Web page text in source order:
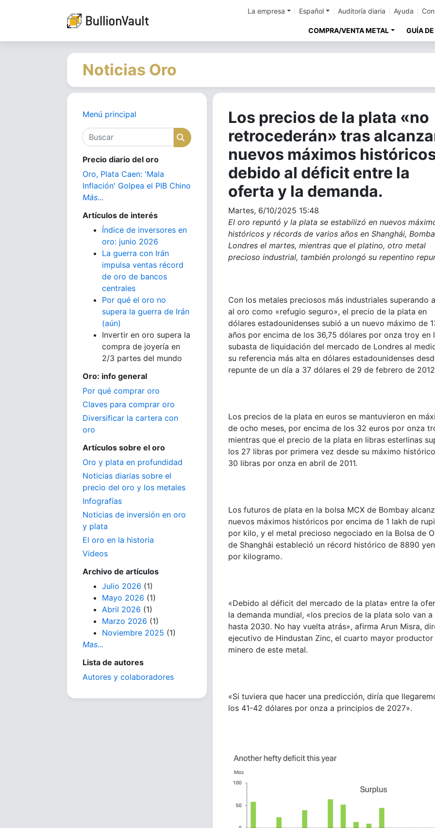
La empresa Español Auditoría diaria Ayuda
COMPRA/VENTA METAL GUÍA
Noticias Oro
Menú principal
Buscar
Buscar
Precio diario del oro
Oro, Plata Caen: 'Mala
Inflación' Golpea el PIB Chino
Más...
Artículos de interés
Índice de inversores en
oro: junio 2026
La guerra con Irán
impulsa ventas récord
de oro de bancos
centrales
Por qué el oro no
supera la guerra de Irán
(aún)
Invertir en oro supera la
compra de joyería en
2/3 partes del mundo
Oro: info general
Por qué comprar oro
Claves para comprar oro
Diversificar la cartera con
oro
Artículos sobre el oro
Oro y plata en profundidad
Noticias diarias sobre el
precio del oro y los metales
Infografías
Noticias de inversión en oro
y plata
El oro en la historia
Videos
Archivo de artículos
Julio 2026 (1)
Mayo 2026 (1)
Abril 2026 (1)
Marzo 2026 (1)
Noviembre 2025 (1)
Mas...
Lista de autores
Autores y colaboradores
Los precios de la plata «no
retrocederán» tras
nuevos máximos
debido al déficit entre la
oferta y la demanda.
Martes, 6/10/2025 15:48
El oro repuntó y la plata se estabilizó en nuevos
históricos y récords de varios años en Shanghái,
Londres el martes, mientras que el platino, otro metal
precioso industrial, también prolongó su repentino
Con los metales preciosos más industriales superando
al oro como «refugio seguro», el precio de la plata en
dólares estadounidenses subió a un nuevo máximo de
años por encima de los 36,75 dólares por onza troy en
subasta de liquidación del mercado de Londres al
su referencia más alta en dólares estadounidenses
repunte de un día a 37 dólares el 29 de febrero de
Los precios de la plata en euros se mantuvieron en
de ocho meses, por encima de los 32 euros por onza
mientras que el precio de la plata en libras esterlinas
los 27 libras por primera vez desde su máximo
30 libras por onza en abril de 2011.
Los futuros de plata en la bolsa MCX de Bombay
nuevos máximos históricos por encima de 1 lakh de
por kilo, y el metal precioso negociado en la Bolsa de
de Shanghái estableció un récord histórico de 8890
por kilogramo.
«Debido al déficit del mercado de la plata» entre la
la demanda mundial, «los precios de la plata solo van a
hasta 2030. No hay vuelta atrás», afirma Arun Misra,
ejecutivo de Hindustan Zinc, el cuarto mayor productor
minero de este metal.
«Si tuviera que hacer una predicción, diría que
los 41-42 dólares por onza a principios de 2027».